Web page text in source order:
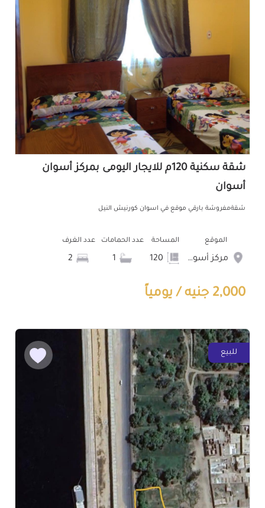
شقة سكنية 120م للايجار اليومى بمركز أسوان
أسوان
شقةمفروشة بارقي موقع في اسوان كورنيش النيل
الموقع
مركز أسوان
المساحة عدد الحمامات عدد الغرف
2,000 جنيه / يومياً
للبيع